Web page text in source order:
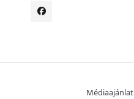
Médiaajánlat